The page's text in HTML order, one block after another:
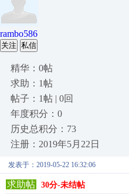
rambo586
关注 私信
精华：0帖
求助：1帖
帖子：1帖 | 0回
年度积分：0
历史总积分：73
注册：2019年5月22日
发表于：2019-05-22 16:32:06
求助帖 30分-未结帖